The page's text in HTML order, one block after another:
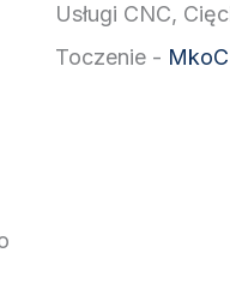
Usługi CNC,
Toczenie -